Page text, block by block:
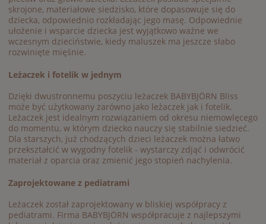
skrojone, materiałowe siedzisko, które dopasowuje się do
dziecka, odpowiednio rozkładając jego masę. Odpowiednie
ułożenie i wsparcie dziecka jest wyjątkowo ważne we
wczesnym dzieciństwie, kiedy maluszek ma jeszcze słabo
rozwinięte mięśnie.
Leżaczek i fotelik w jednym
Dzięki dwustronnemu poszyciu leżaczek BABYBJÖRN Bliss
może być użytkowany zarówno jako leżaczek jak i fotelik.
Leżaczek jest idealnym rozwiązaniem od okresu niemowlęcego
do momentu, w którym dziecko nauczy się stabilnie siedzieć.
Dla starszych, już chodzących dzieci leżaczek można łatwo
przekształcić w wygodny fotelik - wystarczy zdjąć i odwrócić
materiał z oparcia oraz zmienić jego stopień nachylenia.
Zaprojektowane z pediatrami
Leżaczek został zaprojektowany w bliskiej współpracy z
pediatrami. Firma BABYBJÖRN współpracuje z najlepszymi